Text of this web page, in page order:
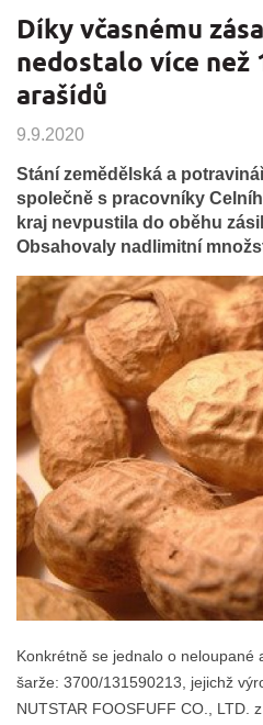
Díky včasnému
nedostalo více než
arašídů
9.9.2020
Stání zemědělská a
společně s pracovníky
kraj nevpustila do oběhu
Obsahovaly nadlimitní
Konkrétně se jednalo o neloupané
šarže: 3700/131590213, jejichž
NUTSTAR FOOSFUFF CO., LTD.